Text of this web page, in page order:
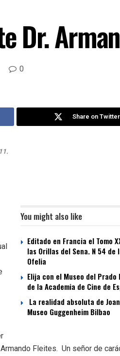
Dr.
0
Share on Twitter
You might also like
Editado en Francia el Tomo
las Orillas del Sena. N 54 de
Ofelia
Elija con el Museo del Prado
de la Academia de Cine de
La realidad absoluta de
Museo Guggenheim Bilbao
Fleites. Un señor de